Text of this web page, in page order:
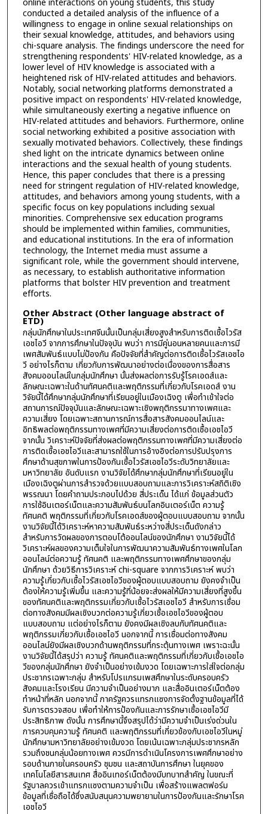
online interactions on young students, this study
conducted a detailed analysis of the influence of a
willingness to engage in online sexual relationships on
their sexual knowledge, attitudes, and behaviors using
chi-square analysis. The findings underscore the need for
strengthening respondents' HIV-related knowledge, as a
lower level of HIV knowledge is associated with a
heightened risk of HIV-related attitudes and behaviors.
Notably, social networking platforms demonstrated a
positive impact on respondents' HIV-related knowledge,
while simultaneously exerting a negative influence on
HIV-related attitudes and behaviors. Furthermore, online
social networking exhibited a positive association with
sexually motivated behaviors. Collectively, these findings
shed light on the intricate dynamics between online
interactions and the sexual health of young students.
Hence, this paper concludes that there is a pressing
need for stringent regulation of HIV-related knowledge,
attitudes, and behaviors among young students, with a
specific focus on key populations including sexual
minorities. Comprehensive sex education programs
should be implemented within families, communities,
and educational institutions. In the era of information
technology, the Internet media must assume a
significant role, while the government should intervene,
as necessary, to establish authoritative information
platforms that bolster HIV prevention and treatment
efforts.
Other Abstract (Other language abstract of
ETD)
กลุ่มนักศึกษาในประเทศจีนนั้นเป็นกลุ่มเสี่ยงสูงสำหรับการติดเชื้อไวรัส
เอชไอวี จากการศึกษาในปัจจุบัน พบว่า การมีคู่นอนหลายคนและการมี
เพศสัมพันธ์แบบไม่ป้องกัน คือปัจจัยที่สำคัญต่อการติดเชื้อไวรัสเอชไอ
วี อย่างไรก็ตาม เกี่ยวกับการพัฒนาอย่างต่อเนื่องของการสื่อสาร
สังคมออนไลน์ในกลุ่มนักศึกษา นั้นส่งผลต่อการรับรู้โรคเอดส์และ
ลักษณะเฉพาะในด้านทัศนคติและพฤติกรรมที่เกี่ยวกับโรคเอดส์ งาน
วิจัยนี้ได้ศึกษากลุ่มนักศึกษาที่เรียนอยู่ในเมืองเฉิงตู เพื่อทำเข้าใจต่อ
สถานการณ์ปัจจุบันและลักษณะเฉพาะเชิงพฤติกรรมาทางเพศและ
ความเสี่ยง โดยเฉพาะสถานการณ์การสื่อสารสังคมออนไลน์และ
อิทธิพลต่อพฤติกรรมทางเพศที่มีความเสี่ยงต่อการติดเชื้อเอชไอวี
จากนั้น วิเคราะห์ปัจจัยที่ส่งผลต่อพฤติกรรมทางเพศที่มีความเสี่ยงต่อ
การติดเชื้อเอชไอวีและสามารถใช้ในการอ้างอิงต่อการปรับปรุงการ
ศึกษาด้านสุขภาพในการป้องกันเชื้อไวรัสเอชไอวีระดับวิทยาลัยและ
มหาวิทยาลัย อันดับแรก งานวิจัยได้ศึกษากลุ่มนักศึกษาที่เรียนอยู่ใน
เมืองเฉิงตูผ่านการสำรวจด้วยแบบสอบถามและการวิเคราะห์สถิติเชิง
พรรณนา โดยคำถามประกอบไปด้วย สี่ประเด็น ได้แก่ ข้อมูลส่วนตัว
การใช้อินเตอร์เน็ตและความสัมพันธ์บนโลกอินเตอร์เน็ต ความรู้
ทัศนคติ พฤติกรรมที่เกี่ยวกับโรคเอดส์ของผู้ตอบแบบสอบถาม จากนั้น
งานวิจัยนี้ได้วิเคราะห์หาความสัมพันธ์ระหว่างสี่ประเด็นดังกล่าว
สำหรับการวัดผลของการตอบโต้ออนไลน์ของนักศึกษา งานวิจัยนี้ได้
วิเคราะห์ผลของความเต็มใจในการพัฒนาความสัมพันธ์ทางเพศในโลก
ออนไลน์ต่อความรู้ ทัศนคติ และพฤติกรรมทางเพศศึกษาของกลุ่ม
นักศึกษา ด้วยวิธีการวิเคราะห์ chi-square จากการวิเคราะห์ พบว่า
ความรู้เกี่ยวกับเชื้อไวรัสเอชไอวีของผู้ตอบแบบสอบถาม ยังคงจำเป็น
ต้องให้ความรู้เพิ่มขึ้น และความรู้ที่น้อยจะส่งผลให้มีความเสี่ยงที่สูงขึ้น
ของทัศนคติและพฤติกรรมเกี่ยวกับเชื้อไวรัสเอชไอวี สำหรับการเชื่อม
ต่อทางสังคมมีผลเชิงบวกต่อความรู้เกี่ยวเชื้อเอชไอวีของผู้ตอบ
แบบสอบถาม แต่อย่างไรก็ตาม ยังคงมีผลเชิงลบกับทัศนคติและ
พฤติกรรมเกี่ยวกับเชื้อเอชไอวี นอกจากนี้ การเชื่อมต่อทางสังคม
ออนไลน์ยังมีผลเชิงบวกด้านพฤติกรรมที่กระตุ้นทางเพศ เพราะฉะนั้น
งานวิจัยนี้ได้สรุปว่า ความรู้ ทัศนคติและพฤติกรรมที่เกี่ยวกับเชื้อเอชไอ
วีของกลุ่มนักศึกษา ยังจำเป็นอย่างเข้มงวด โดยเฉพาะการใส่ใจต่อกลุ่ม
ประชากรเฉพาะกลุ่ม สำหรับโปรแกรมเพสศึกษาในระดับครอบครัว
สังคมและโรงเรียน มีความจำเป็นอย่างมาก และสื่ออินเตอร์เน็ตต้อง
ทำหน้าที่หลัก นอกจากนี้ ภาครัฐควรแทรกแซงการจัดตั้งฐานข้อมูลที่ได้
รับการตรวจสอบ เพื่อทำให้การป้องกันและการรักษาเชื้อเอชไอวีมี
ประสิทธิภาพ ดังนั้น การศึกษานี้จึงสรุปได้ว่ามีความจำเป็นเร่งด่วนใน
การควบคุมความรู้ ทัศนคติ และพฤติกรรมที่เกี่ยวข้องกับเอชไอวีในหมู่
นักศึกษามหาวิทยาลัยอย่างเข้มงวด โดยเน้นเฉพาะกลุ่มประชากรหลัก
รวมถึงชนกลุ่มน้อยทางเพศ ควรมีการดำเนินโครงการเพศศึกษาอย่าง
รอบด้านภายในครอบครัว ชุมชน และสถาบันการศึกษา ในยุคของ
เทคโนโลยีสารสนเทศ สื่ออินเทอร์เน็ตต้องมีบทบาทสำคัญ ในขณะที่
รัฐบาลควรเข้าแทรกแซงตามความจำเป็น เพื่อสร้างแพลตฟอร์ม
ข้อมูลที่เชื่อถือได้ซึ่งสนับสนุนความพยายามในการป้องกันและรักษาโรค
เอชไอวี